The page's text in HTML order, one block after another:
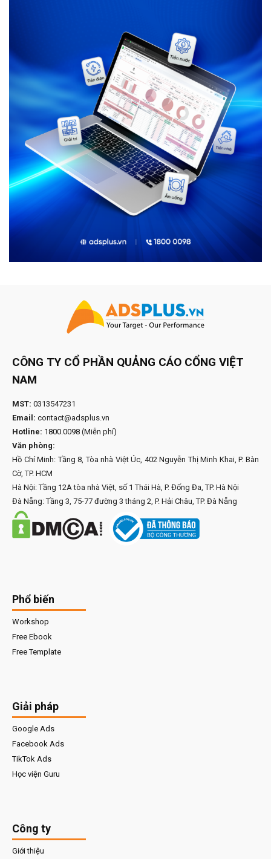
CÔNG TY CỔ PHẦN QUẢNG CÁO CỔNG VIỆT
NAM
MST: 0313547231
Email: contact@adsplus.vn
Hotline: 1800.0098 (Miễn phí)
Văn phòng:
Hồ Chí Minh: Tầng 8, Tòa nhà Việt Úc, 402 Nguyễn Thị Minh Khai, P. Bàn
Cờ, TP. HCM
Hà Nội: Tầng 12A tòa nhà Việt, số 1 Thái Hà, P. Đống Đa, TP. Hà Nội
Đà Nẵng: Tầng 3, 75-77 đường 3 tháng 2, P. Hải Châu, TP. Đà Nẵng
Phổ biến
Workshop
Free Ebook
Free Template
Giải pháp
Google Ads
Facebook Ads
TikTok Ads
Học viện Guru
Công ty
Giới thiệu